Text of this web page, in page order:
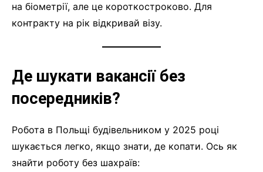
на біометрії, але це короткостроково. Для
контракту на рік відкривай візу.
Де шукати вакансії без
посередників?
Робота в Польщі будівельником у 2025 році
шукається легко, якщо знати, де копати. Ось як
знайти роботу без шахраїв: